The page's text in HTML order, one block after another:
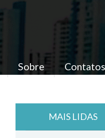
Sobre Contatos
MAIS LIDAS